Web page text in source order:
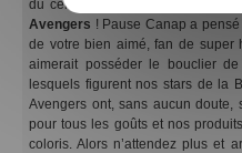
du célèbre Hulk. Mais surtout,
Avengers ! Pause Canap a
de votre bien aimé, fan de super
aimerait posséder le bouclier
lesquels figurent nos stars de la
Avengers ont, sans aucun
pour tous les goûts et nos
coloris. Alors n’attendez plus et